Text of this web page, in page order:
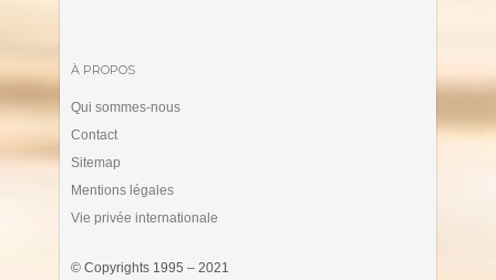
À PROPOS
Qui sommes-nous
Contact
Sitemap
Mentions légales
Vie privée internationale
© Copyrights 1995 – 2021